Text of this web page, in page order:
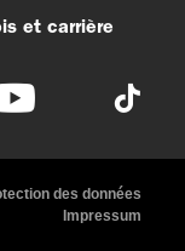
et carrière
des données
Impressum